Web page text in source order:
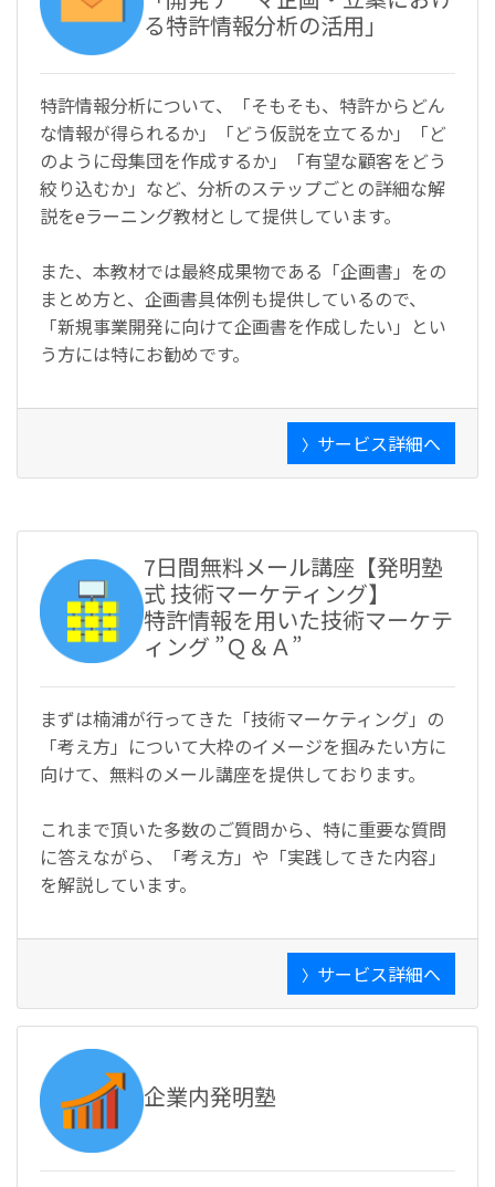
る特許情報分析の活用」
特許情報分析について、「そもそも、特許からどん
な情報が得られるか」「どう仮説を立てるか」「ど
のように母集団を作成するか」「有望な顧客をどう
絞り込むか」など、分析のステップごとの詳細な解
説をeラーニング教材として提供しています。
また、本教材では最終成果物である「企画書」をの
まとめ方と、企画書具体例も提供しているので、
「新規事業開発に向けて企画書を作成したい」とい
う方には特にお勧めです。
〉 サービス詳細へ
7日間無料メール講座【発明塾
式 技術マーケティング】
特許情報を用いた技術マーケテ
ィング ”Ｑ＆Ａ”
まずは楠浦が行ってきた「技術マーケティング」の
「考え方」について大枠のイメージを掴みたい方に
向けて、無料のメール講座を提供しております。
これまで頂いた多数のご質問から、特に重要な質問
に答えながら、「考え方」や「実践してきた内容」
を解説しています。
〉 サービス詳細へ
企業内発明塾